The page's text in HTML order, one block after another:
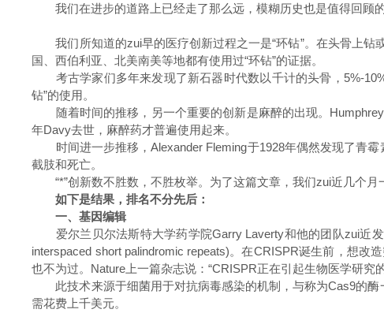
我们在进步的道路上已经走了那么远，模糊历史也是值得回顾的
我们所知道的zui早的医疗创新过程之一是“环钻”。在头骨上钻
国、西伯利亚、北美南美等地都有使用过“环钻”的证据。
考古学家们多年来发现了新石器时代数以千计的头骨，5%-
钻”的使用。
随着时间的推移，另一个重要的创新是麻醉的出现。Humphrey
年Davy去世，麻醉药才普遍使用起来。
时间进一步推移，Alexander Fleming于1928年偶然发现了青霉
截肢和死亡。
“*”创新数不胜数，不胜枚举。为了这篇文章，我们zui近几个月
如下是结果，排名不分先后：
一、基因编辑
爱尔兰贝尔法斯特大学药学院Garry Laverty和他的团队zui近发
interspaced short palindromic repeats)。在CRISPR诞生前，想
也不为过。Nature上一篇杂志说：“CRISPR正在引起生物医学研究的
此技术来源于细菌用于对抗病毒感染的机制，与称为Cas9的酶
需花费上千美元。